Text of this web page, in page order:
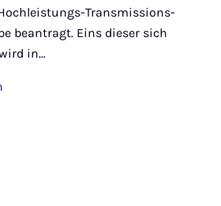
Transmissions-
beantragt. Eins dieser sich
in…